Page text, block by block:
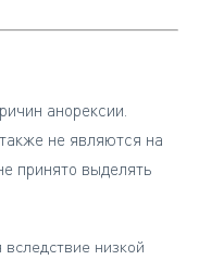
анорексии.
не являются на
принято выделять
низкой